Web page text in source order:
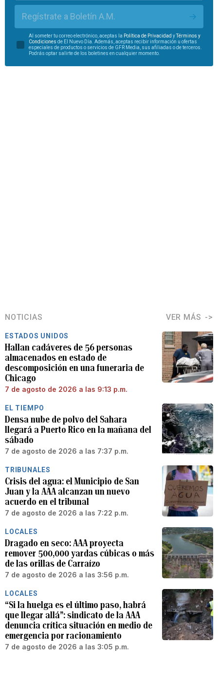
Regístrate a Boletín A.M.
Al someter tu correo electrónico, aceptas la Política de Privacidad y
Términos y
Condiciones de El Nuevo Día. Además, aceptas recibir información u ofertas
especiales de productos o servicios de GFR Media, sus afiliadas o de terceros.
Podrás optar salirte de los boletines en cualquier momento.
NOTICIAS VER MÁS
ESTADOS UNIDOS
Hallan cadáveres de 56 personas
almacenados en estado de
descomposición en una funeraria de
Chicago
7 de agosto de 2026 a las 9:13 p.m.
EL TIEMPO
Densa nube de polvo del Sahara
llegará a Puerto Rico en la mañana del
sábado
7 de agosto de 2026 a las 7:37 p.m.
TRIBUNALES
Crisis del agua: el Municipio de San
Juan y la AAA alcanzan un nuevo
acuerdo en el tribunal
7 de agosto de 2026 a las 7:22 p.m.
LOCALES
Dragado en seco: AAA proyecta
remover 500,000 yardas cúbicas o más
de las orillas de Carraízo
7 de agosto de 2026 a las 3:56 p.m.
LOCALES
“Si la huelga es el último paso, habrá
que llegar allá”: sindicato de la AAA
denuncia crítica situación en medio de
emergencia por racionamiento
7 de agosto de 2026 a las 3:05 p.m.